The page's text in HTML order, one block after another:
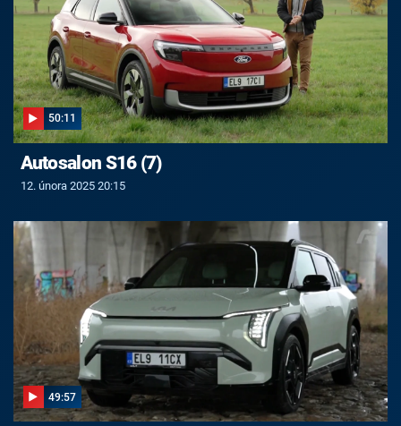
50:11
Autosalon S16 (7)
12. února 2025 20:15
49:57